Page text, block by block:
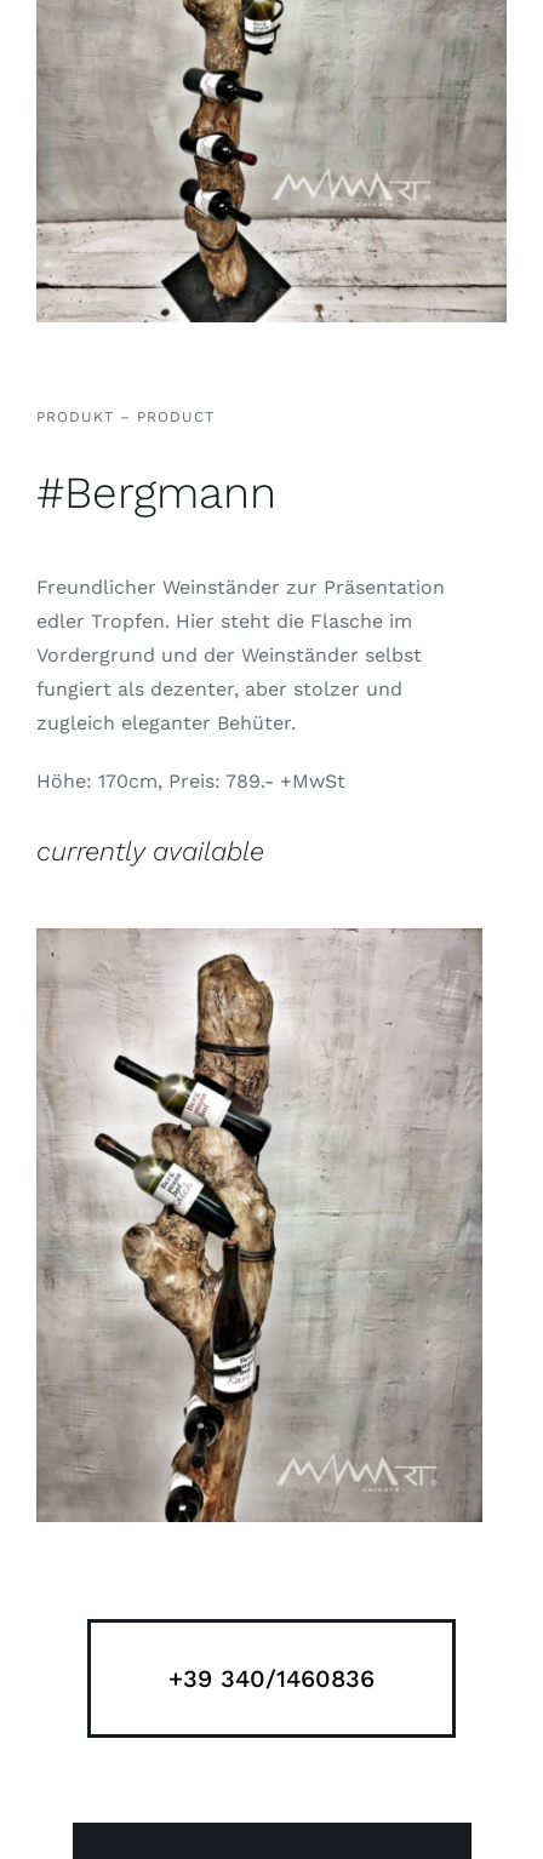
PRODUKT – PRODUCT
#Bergmann
Freundlicher Weinständer zur Präsentation
edler Tropfen. Hier steht die Flasche im
Vordergrund und der Weinständer selbst
fungiert als dezenter, aber stolzer und
zugleich eleganter Behüter.
Höhe: 170cm, Preis: 789.- +MwSt
currently available
+39 340/1460836